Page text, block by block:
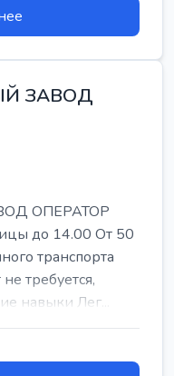
ЗАВОД
ОПЕРАТОР
до 14.00 От 50
транспорта
требуется,
навыки Лег...